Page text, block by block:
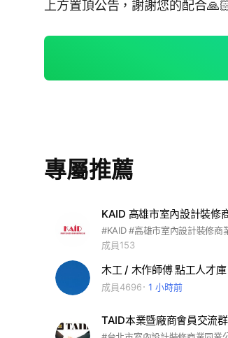
上方置頂公告，謝謝您的配合
專屬推薦
成員153
木工 / 木作師傅 點工人才庫
成員4696 1 小時前
TAID本業暨廠商會員交流群